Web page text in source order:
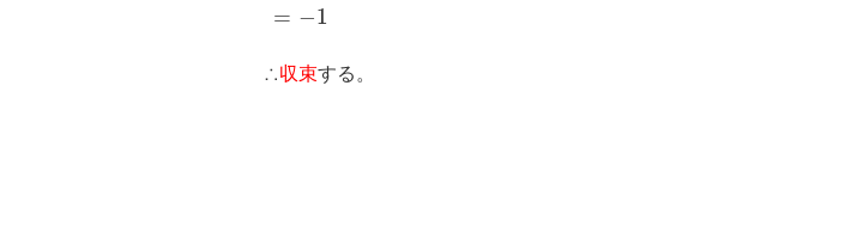
= −1
∴収束する。